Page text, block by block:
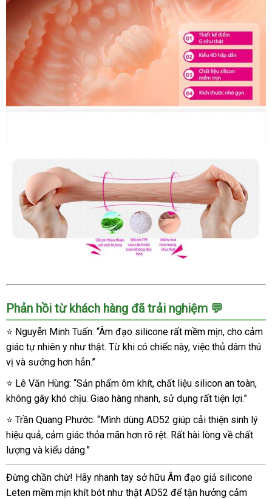
đạo
giả
silicone
mềm
mịn
bót
chân
thật
kích
thích
Phản hồi từ khách hàng đã trải nghiệm 💬
⭐ Nguyễn Minh Tuấn: “Âm đạo silicone rất mềm mịn, cho cảm
giác tự nhiên y như thật. Từ khi có chiếc này, việc thủ dâm thú
vị và sướng hơn hẳn.”
⭐ Lê Văn Hùng: “Sản phẩm ôm khít, chất liệu silicon an toàn,
không gây khó chịu. Giao hàng nhanh, sử dụng rất tiện lợi.”
⭐ Trần Quang Phước: “Mình dùng AD52 giúp cải thiện sinh lý
hiệu quả, cảm giác thỏa mãn hơn rõ rệt. Rất hài lòng về chất
lượng và kiểu dáng.”
Đừng chần chừ! Hãy nhanh tay sở hữu Âm đạo giả silicone
Leten mềm mịn khít bót như thật AD52 để tận hưởng cảm